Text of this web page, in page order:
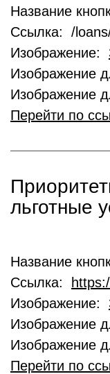
Название
Ссылка: /
Изображение:
Изображение
Изображение
Перейти по
льготные
Название
Ссылка:
Изображение:
Изображение
Изображение
Перейти по